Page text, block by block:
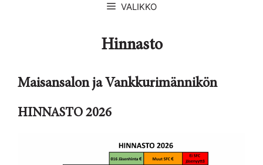
VALIKKO
Hinnasto
Maisansalon ja Vankkurimännikön
HINNASTO 2026